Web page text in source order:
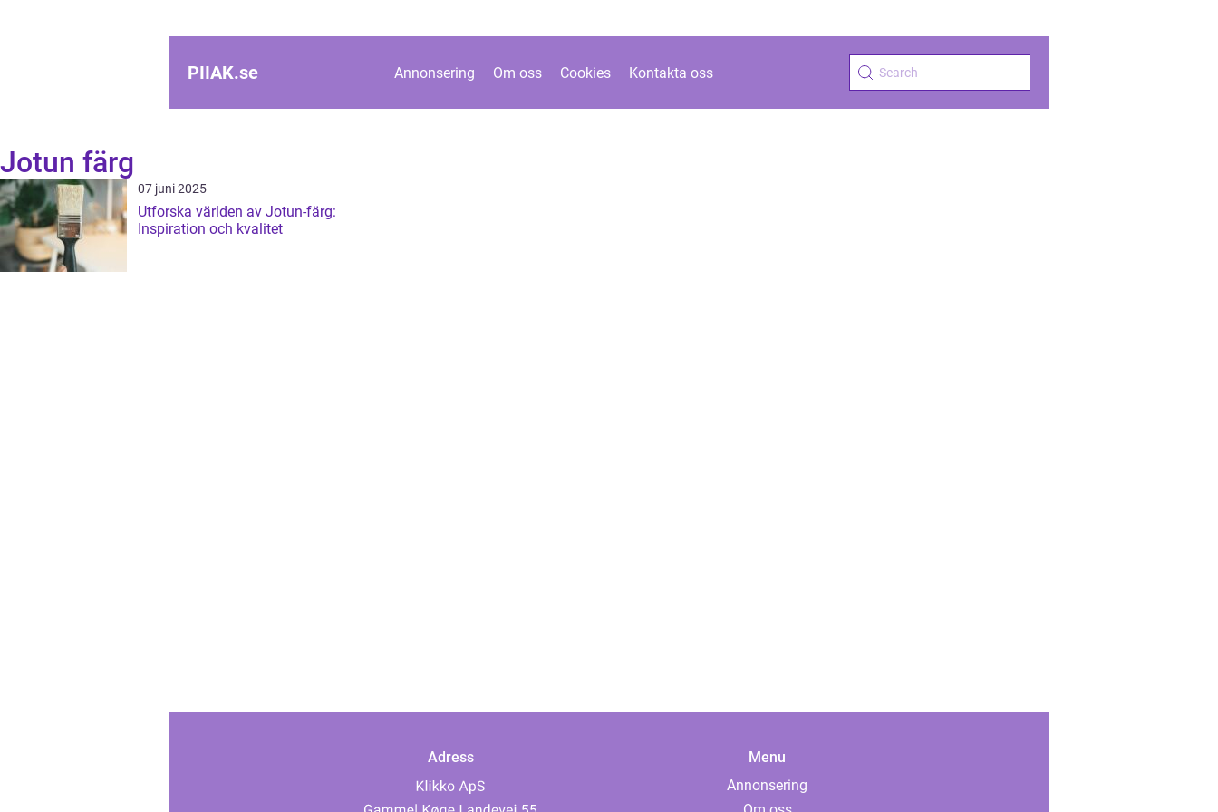
PIIAK.se Annonsering Om oss Cookies Kontakta oss
Jotun färg
07 juni 2025
Utforska världen av Jotun-färg:
Inspiration och kvalitet
Adress
Menu
Annonsering